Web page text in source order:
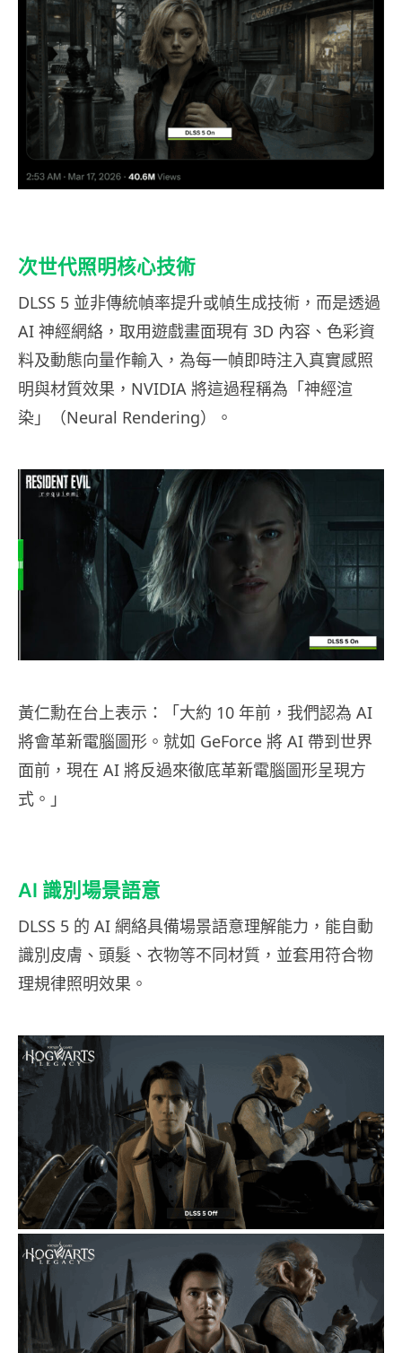
次世代照明核心技術
DLSS 5 並非傳統幀率提升或幀生成技術，而是透過
AI 神經網絡，取用遊戲畫面現有 3D 內容、色彩資
料及動態向量作輸入，為每一幀即時注入真實感照
明與材質效果，NVIDIA 將這過程稱為「神經渲
染」（Neural Rendering）。
黃仁勳在台上表示：「大約 10 年前，我們認為 AI
將會革新電腦圖形。就如 GeForce 將 AI 帶到世界
面前，現在 AI 將反過來徹底革新電腦圖形呈現方
式。」
AI 識別場景語意
DLSS 5 的 AI 網絡具備場景語意理解能力，能自動
識別皮膚、頭髮、衣物等不同材質，並套用符合物
理規律照明效果。